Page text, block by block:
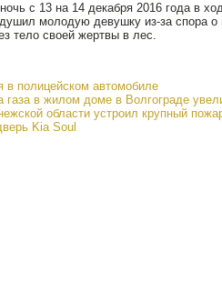
с 13 на 14 декабря 2016 года в
молодую девушку из-за спора о
тело своей жертвы в лес.
в полицейском автомобиле
газа в жилом доме в Волгограде
области устроил крупный
Kia Soul